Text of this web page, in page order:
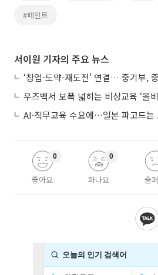
#페인트
서이원 기자의 주요 뉴스
AI·직무교육 수요에…일본 파고드는
좋아요
0
화나요
0
슬